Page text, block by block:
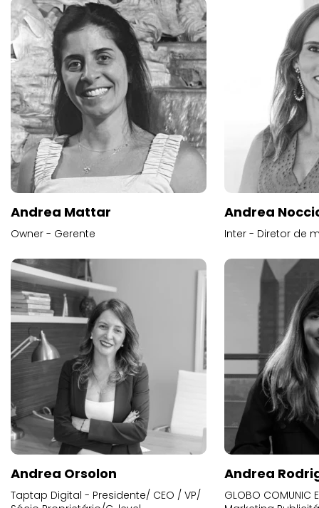
Andrea Mattar
Owner - Gerente
Andrea
Inter - Diretor de
Andrea Orsolon
Taptap Digital - Presidente/ CEO / VP/
Andrea
GLOBO COMUNIC